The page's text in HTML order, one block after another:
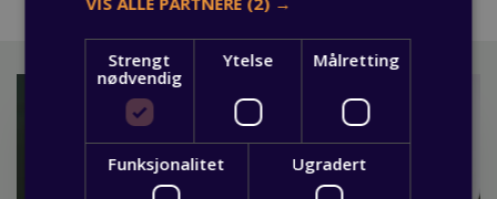
Strengt
nødvendig
Ytelse Målretting
Funksjonalitet Ugradert